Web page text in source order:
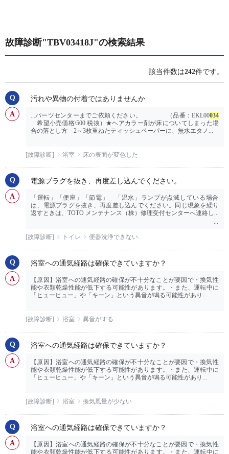
故障診断"TBV03418J"の検索結果
該当件数は242件です。
汚れや異物の付着ではありませんか
...パーツセンターまでご依頼ください。 （品番：EKL00034
希望小売価格\500 税抜）★ヘアカラー剤が床についてしまった場
合の落とし方 2～3枚重ねたティッシュペーパーに、無水エタノ...
[故障診断] 浴室 床の表面が変色した
電源プラグを抜き、再度差し込んでください。
「運転」「便座」「節電」 「温水」ランプが点滅している場合
は、電源プラグを抜き、再度差し込んでください。同じ現象を繰り
返すときは、TOTO メンテナンス（株）修理受付センターへ連絡し...
[故障診断] トイレ 便器洗浄できない
浴室への通気経路は確保できていますか？
【原因】浴室への通気経路の確保が不十分なことが要因で・換気性
能や衣類乾燥性能が低下する可能性があります。・また、運転中に
「ヒューヒュー」や「キーン」という異音が鳴る可能性があり...
[故障診断] 浴室 異音がする
浴室への通気経路は確保できていますか？
【原因】浴室への通気経路の確保が不十分なことが要因で・換気性
能や衣類乾燥性能が低下する可能性があります。・また、運転中に
「ヒューヒュー」や「キーン」という異音が鳴る可能性があり...
[故障診断] 浴室 換気風量が少ない
浴室への通気経路は確保できていますか？
【原因】浴室への通気経路の確保が不十分なことが要因で・換気性
能や衣類乾燥性能が低下する可能性があります。・また、運転中に